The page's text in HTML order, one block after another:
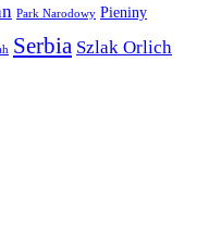
Park Narodowy Pieniny
Serbia Szlak Orlich